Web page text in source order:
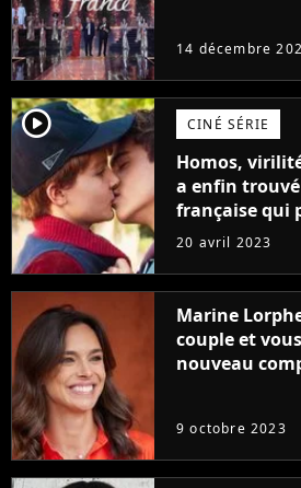
14 décembre
player2 CINÉ SÉRIE
Homos,
a enfin
française qui
sans être
20 avril 2023
Marine
couple et
nouveau
9 octobre 2023